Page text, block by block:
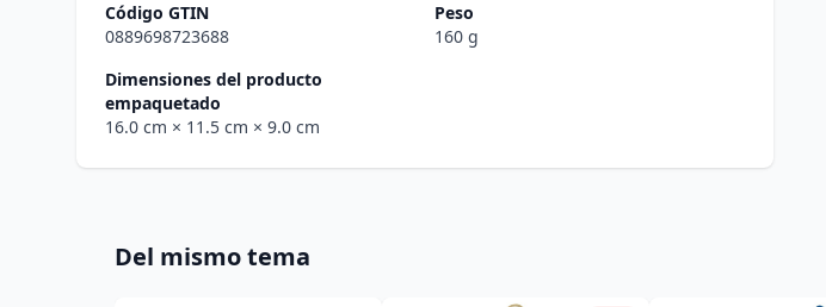
Código GTIN
0889698723688
Peso
160 g
Dimensiones del producto
empaquetado
16.0 cm × 11.5 cm × 9.0 cm
Del mismo tema